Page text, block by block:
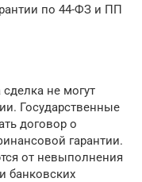
по 44-ФЗ и ПП
не могут
Государственные
договор о
гарантии.
от невыполнения
банковских